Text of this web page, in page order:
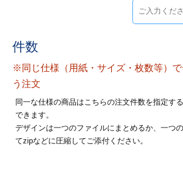
印刷
リーブ
ー印刷
件数
※同じ仕様（用紙・サイズ・枚数等）
う注文
同一な仕様の商品はこちらの注文件数を指定す
できます。
デザインは一つのファイルにまとめるか、一つ
てzipなどに圧縮してご添付ください。